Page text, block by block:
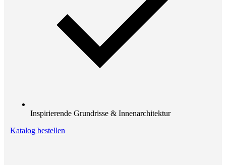
Inspirierende Grundrisse & Innenarchitektur
Katalog bestellen